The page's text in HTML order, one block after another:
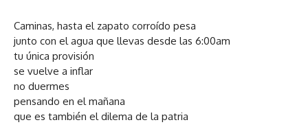
Caminas, hasta el zapato corroído pesa
junto con el agua que llevas desde las 6:00am
tu única provisión
se vuelve a inflar
no duermes
pensando en el mañana
que es también el dilema de la patria